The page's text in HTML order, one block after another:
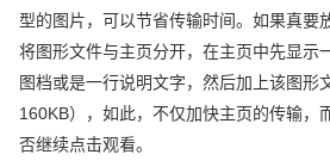
型的图片，可以节省传输时间。如果真要
将图形文件与主页分开，在主页中先显示
图档或是一行说明文字，然后加上该图形
160KB），如此，不仅加快主页的传输，
否继续点击观看。